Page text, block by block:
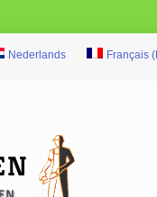
Nederlands Français (